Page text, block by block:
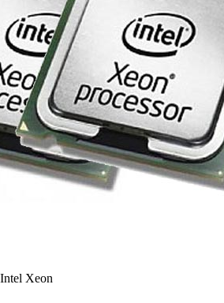
Xeon